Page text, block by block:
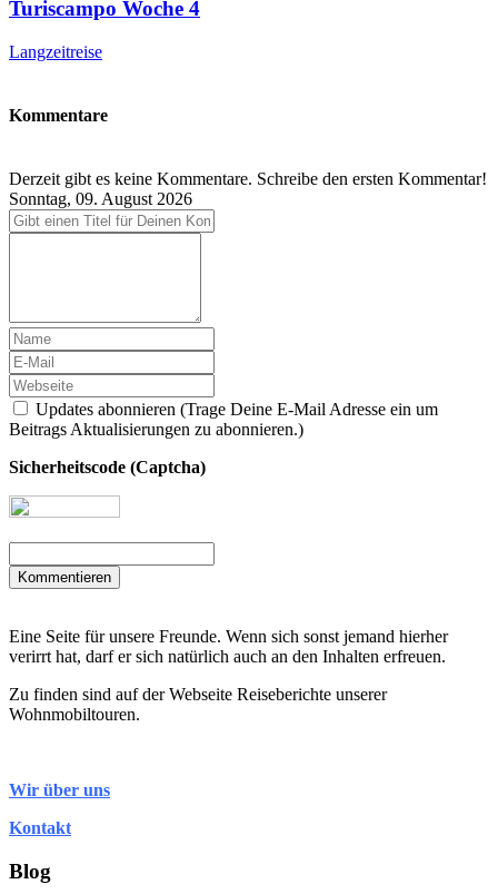
Turiscampo Woche 4
Langzeitreise
Kommentare
Derzeit gibt es keine Kommentare. Schreibe den ersten Kommentar!
Sonntag, 09. August 2026
Updates abonnieren (Trage Deine E-Mail Adresse ein um
Beitrags Aktualisierungen zu abonnieren.)
Sicherheitscode (Captcha)
Kommentieren
Eine Seite für unsere Freunde. Wenn sich sonst jemand hierher
verirrt hat, darf er sich natürlich auch an den Inhalten erfreuen.
Zu finden sind auf der Webseite Reiseberichte unserer
Wohnmobiltouren.
Wir über uns
Kontakt
Blog